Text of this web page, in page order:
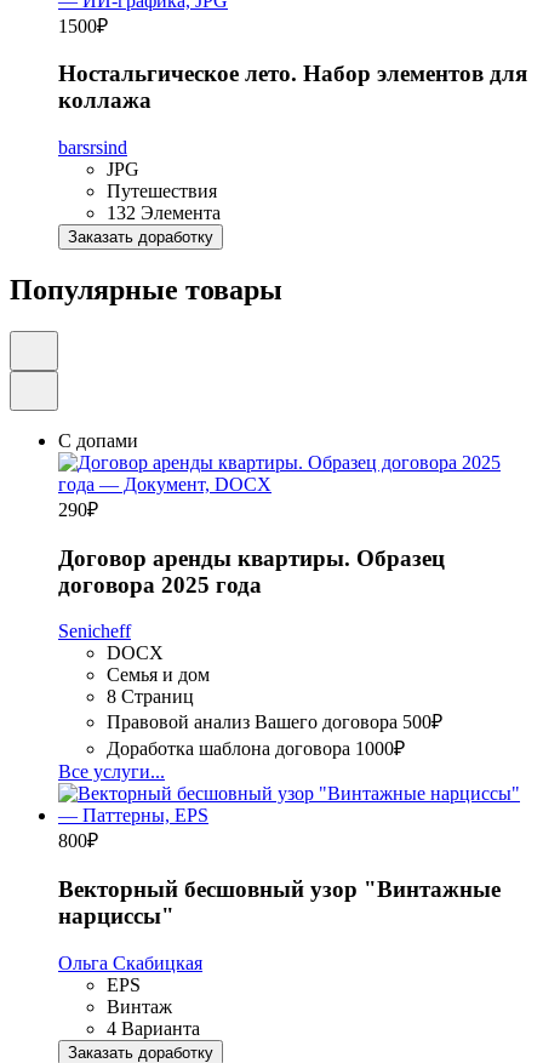
1500₽
Ностальгическое лето. Набор элементов для
коллажа
barsrsind
JPG
Путешествия
132 Элемента
Заказать доработку
Популярные товары
С допами
290₽
Договор аренды квартиры. Образец
договора 2025 года
Senicheff
DOCX
Семья и дом
8 Страниц
Правовой анализ Вашего договора 500₽
Доработка шаблона договора 1000₽
Все услуги...
800₽
Векторный бесшовный узор "Винтажные
нарциссы"
Ольга Скабицкая
EPS
Винтаж
4 Варианта
Заказать доработку